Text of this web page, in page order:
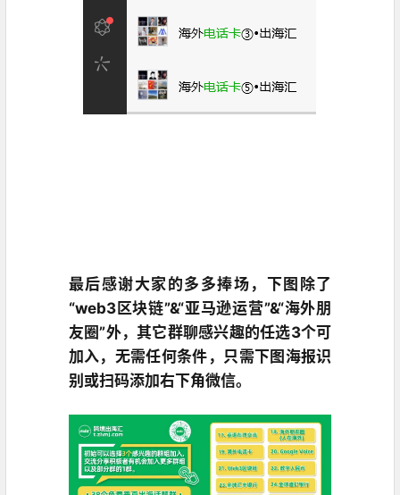
最后感谢大家的多多捧场，下图除了
“web3区块链”&“亚马逊运营”&“海外朋
友圈”外，其它群聊感兴趣的任选3个可
加入，无需任何条件，只需下图海报识
别或扫码添加右下角微信。